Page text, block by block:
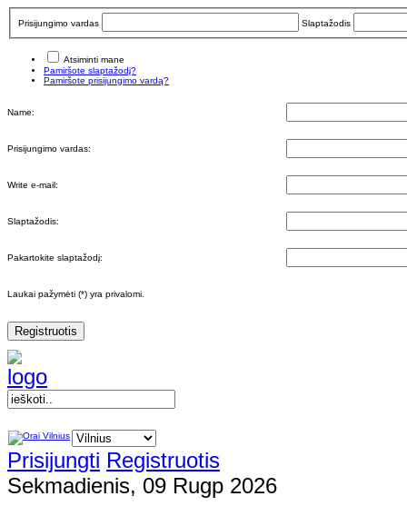
Prisijungimo vardas Slaptažodis
Atsiminti mane
Pamiršote slaptažodį?
Pamiršote prisijungimo vardą?
Name:
Prisijungimo vardas:
Write e-mail:
Slaptažodis:
Pakartokite slaptažodį:
Laukai pažymėti (*) yra privalomi.
Registruotis
Prisijungti Registruotis
Sekmadienis, 09 Rugp 2026